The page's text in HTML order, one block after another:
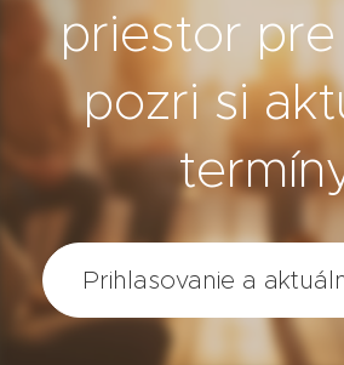
priestor pre
pozri si
Prihlasovanie a